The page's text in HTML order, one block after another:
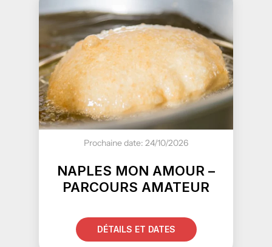
Prochaine date: 24/10/2026
NAPLES MON AMOUR –
PARCOURS AMATEUR
DÉTAILS ET DATES